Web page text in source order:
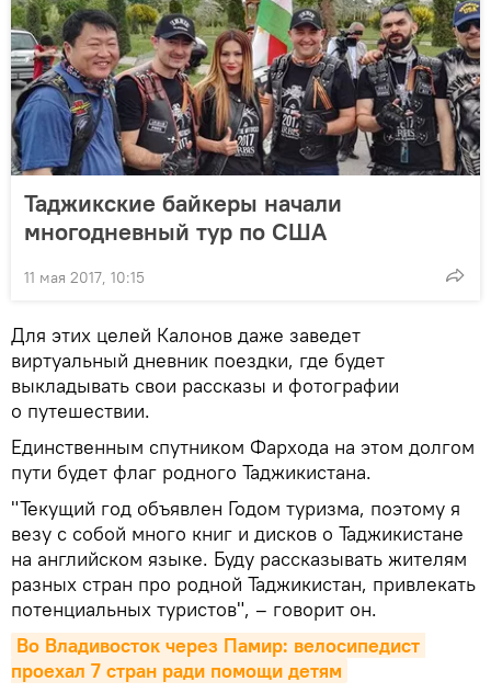
Таджикские байкеры начали
многодневный тур по США
11 мая 2017, 10:15
Для этих целей Калонов даже заведет
виртуальный дневник поездки, где будет
выкладывать свои рассказы и фотографии
о путешествии.
Единственным спутником Фархода на этом долгом
пути будет флаг родного Таджикистана.
"Текущий год объявлен Годом туризма, поэтому я
везу с собой много книг и дисков о Таджикистане
на английском языке. Буду рассказывать жителям
разных стран про родной Таджикистан, привлекать
потенциальных туристов", – говорит он.
Во Владивосток через Памир: велосипедист
проехал 7 стран ради помощи детям